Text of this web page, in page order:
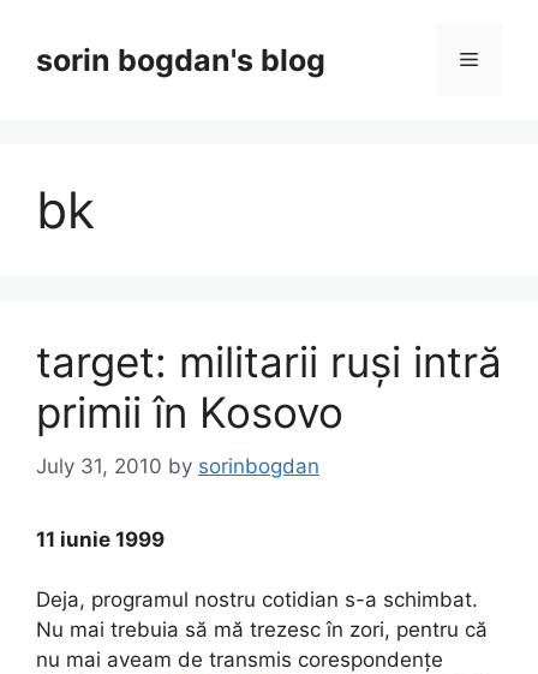
contentsorin bogdan's blog Menu
bk
target: militarii ruși intră
primii în Kosovo
July 31, 2010 by sorinbogdan
11 iunie 1999
Deja, programul nostru cotidian s-a schimbat.
Nu mai trebuia să mă trezesc în zori, pentru că
nu mai aveam de transmis corespondențe